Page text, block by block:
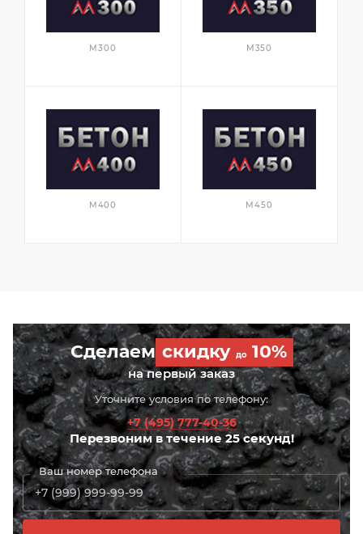
М300 М350
М400 М450
Сделаем скидку до10%
на первый заказ
Уточните условия по телефону:
+7 (495) 777-40-36
Перезвоним в течение 25 секунд!
Ваш номер телефона